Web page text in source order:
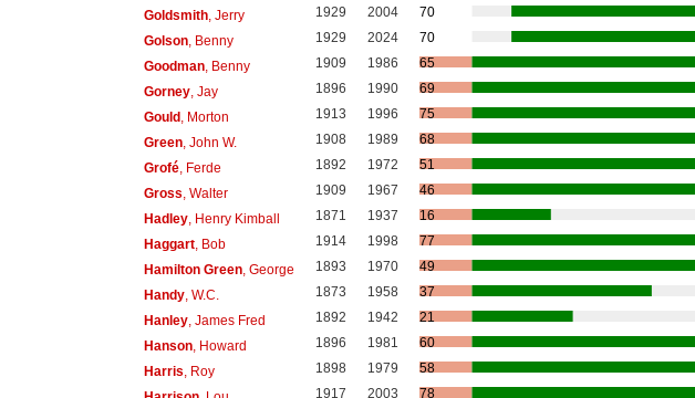
Goldsmith, Jerry 1929 2004
70
Golson, Benny 1929 2024
70
Goodman, Benny 1909 1986
65
Gorney, Jay 1896 1990
69
Gould, Morton 1913 1996
75
Green, John W. 1908 1989
68
Grofé, Ferde 1892 1972
51
Gross , Walter 1909 1967
46
Hadley, Henry Kimball 1871 1937
16
Haggart, Bob 1914 1998
77
Hamilton Green, George 1893 1970
49
Handy, W.C. 1873 1958
37
Hanley, James Fred 1892 1942
21
Hanson, Howard 1896 1981
60
Harris , Roy 1898 1979
58
1917 2003 78